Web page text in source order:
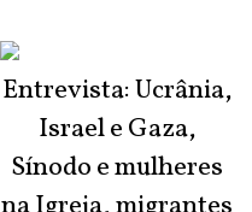
Entrevista: Ucrânia,
Israel e Gaza,
Sínodo e mulheres